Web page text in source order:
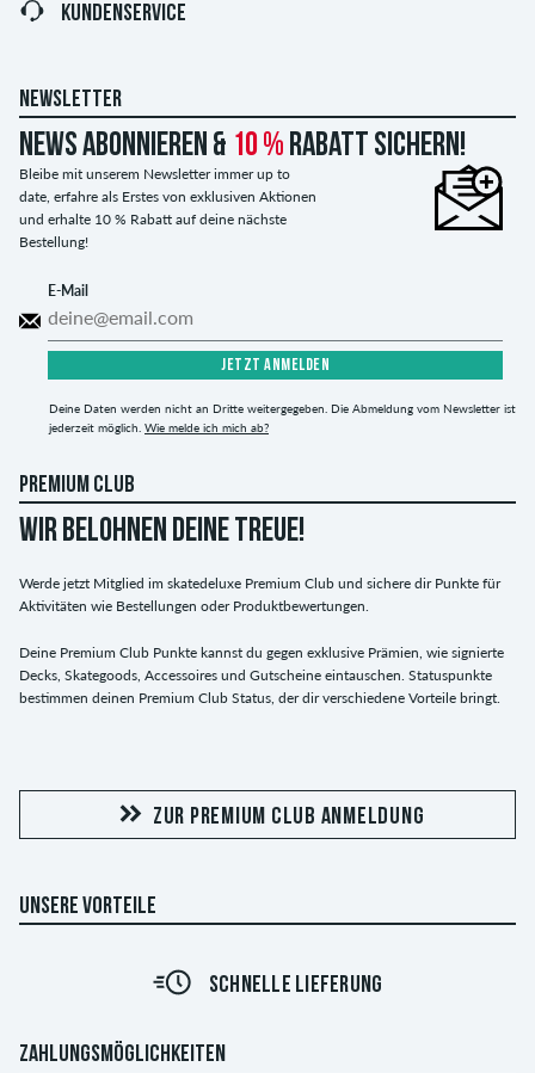
KUNDENSERVICE
NEWSLETTER
News abonnieren & 10 % Rabatt sichern!
Bleibe mit unserem Newsletter immer up to
date, erfahre als Erstes von exklusiven Aktionen
und erhalte 10 % Rabatt auf deine nächste
Bestellung!
E-Mail
JETZT ANMELDEN
Deine Daten werden nicht an Dritte weitergegeben. Die Abmeldung vom Newsletter ist
jederzeit möglich. Wie melde ich mich ab?
PREMIUM CLUB
WIR BELOHNEN DEINE TREUE!
Werde jetzt Mitglied im skatedeluxe Premium Club und sichere dir Punkte für
Aktivitäten wie Bestellungen oder Produktbewertungen.
Deine Premium Club Punkte kannst du gegen exklusive Prämien, wie signierte
Decks, Skategoods, Accessoires und Gutscheine eintauschen. Statuspunkte
bestimmen deinen Premium Club Status, der dir verschiedene Vorteile bringt.
ZUR PREMIUM CLUB ANMELDUNG
UNSERE VORTEILE
SCHNELLE LIEFERUNG
ZAHLUNGSMÖGLICHKEITEN